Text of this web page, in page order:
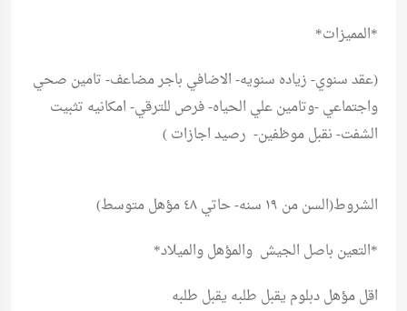
*المميزات*
(عقد سنوي- زياده سنويه- الاضافي باجر مضاعف- تامين صحي
واجتماعي -وتامين علي الحياه- فرص للترقي- امكانيه تثبيت
الشفت- نقبل موظفين- رصيد اجازات )
الشروط(السن من ١٩ سنه- حاتي ٤٨ مؤهل متوسط)
*التعين باصل الجيش والمؤهل والميلاد*
اقل مؤهل دبلوم يقبل طلبه يقبل طلبه